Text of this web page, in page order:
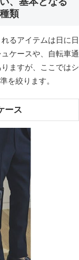
類
るアイテムは日に日
ケースや、自転車通
ますが、ここではシ
を絞ります。
ース